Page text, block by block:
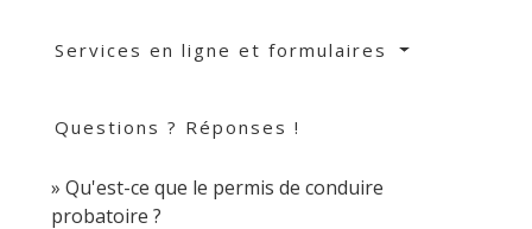
Services en ligne et formulaires
Questions ? Réponses !
Qu'est-ce que le permis de conduire
probatoire ?